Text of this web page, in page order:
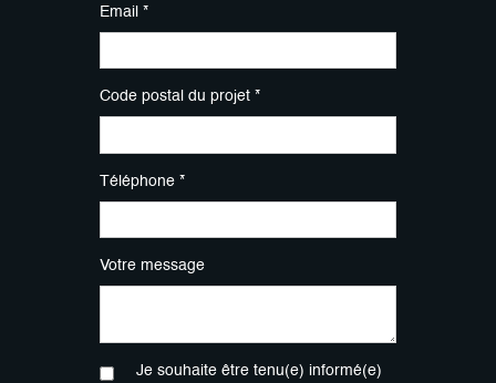
Email *
Code postal du projet *
Téléphone *
Votre message
Je souhaite être tenu(e) informé(e)